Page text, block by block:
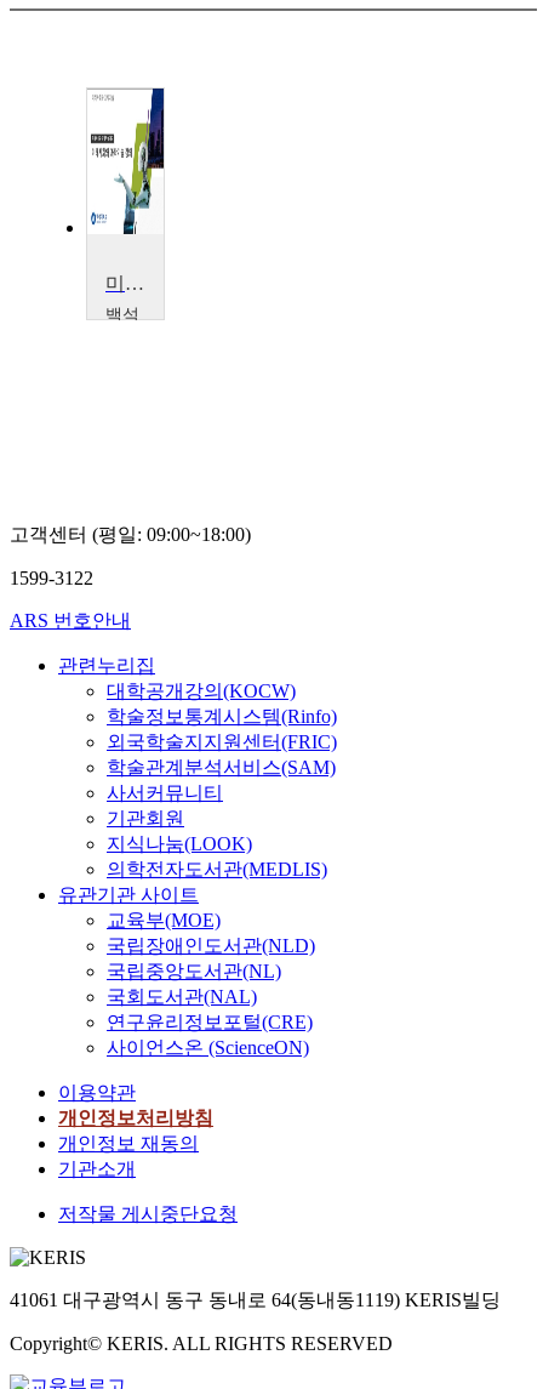
미래사회와 과학기술
백석
고객센터 (평일: 09:00~18:00)
1599-3122
ARS 번호안내
관련누리집
대학공개강의(KOCW)
학술정보통계시스템(Rinfo)
외국학술지지원센터(FRIC)
학술관계분석서비스(SAM)
사서커뮤니티
기관회원
지식나눔(LOOK)
의학전자도서관(MEDLIS)
유관기관 사이트
교육부(MOE)
국립장애인도서관(NLD)
국립중앙도서관(NL)
국회도서관(NAL)
연구윤리정보포털(CRE)
사이언스온 (ScienceON)
이용약관
개인정보처리방침
개인정보 재동의
기관소개
저작물 게시중단요청
41061 대구광역시 동구 동내로 64(동내동1119) KERIS빌딩
Copyright© KERIS. ALL RIGHTS RESERVED